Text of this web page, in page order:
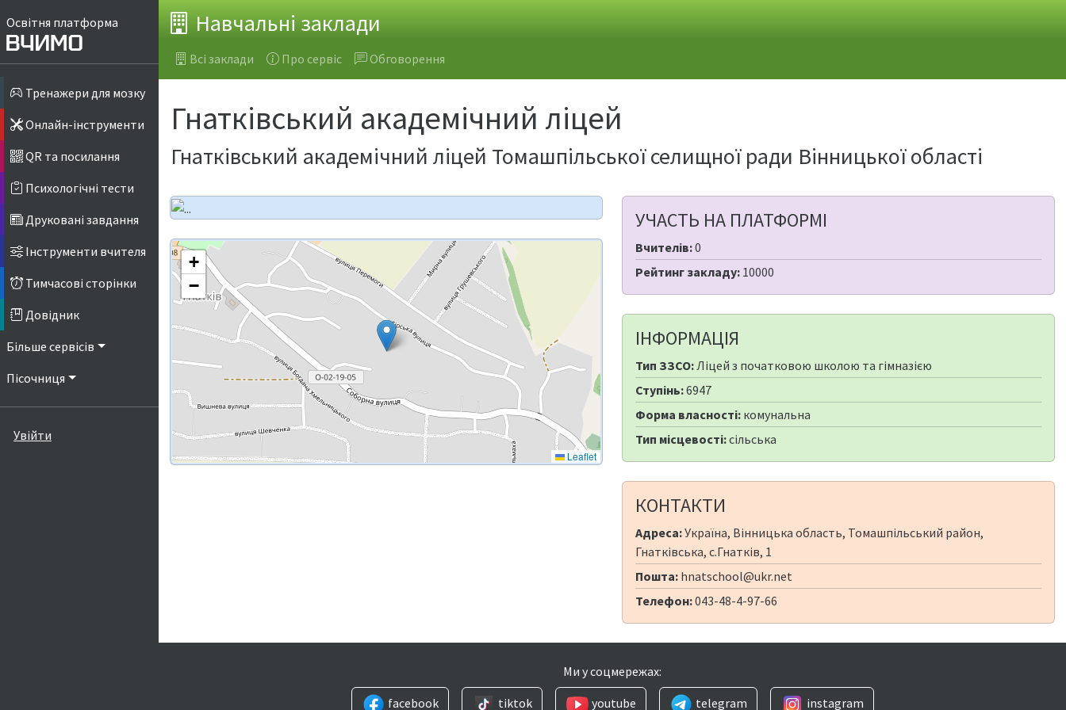
Освітня платформа
Тренажери для мозку
Онлайн-інструменти
QR та посилання
Психологічні тести
Друковані завдання
Інструменти вчителя
Тимчасові сторінки
Довідник
Більше сервісів
Пісочниця
Увійти
Навчальні заклади
Всі заклади Про сервіс Обговорення
Гнатківський академічний ліцей
Гнатківський академічний ліцей Томашпільської селищної ради Вінницької області
+
−
Leaflet
УЧАСТЬ НА ПЛАТФОРМІ
Вчителів:0
Рейтинг закладу: 10000
ІНФОРМАЦІЯ
Тип ЗЗСО:Ліцей з початковою школою та гімназією
Ступінь:6947
Форма власності: комунальна
Тип місцевості:сільська
КОНТАКТИ
Адреса:Україна, Вінницька область, Томашпільський район,
Гнатківська, с.Гнатків, 1
Пошта: hnatschool@ukr.net
Телефон:043-48-4-97-66
Ми у соцмережах:
facebook
tiktok youtube telegram instagram